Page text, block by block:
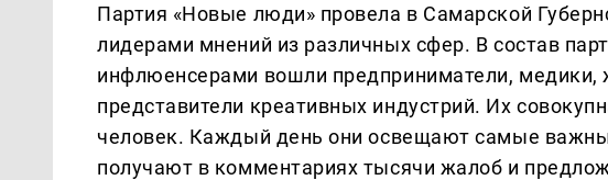
Партия «Новые люди» провела в Самарской
лидерами мнений из различных сфер. В состав
инфлюенсерами вошли предприниматели, медики,
представители креативных индустрий. Их
человек. Каждый день они освещают самые
получают в комментариях тысячи жалоб и